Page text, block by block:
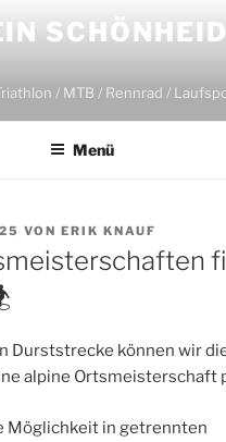
/ MTB / Rennrad /
Menü
VON ERIK KNAUF
Durststrecke können wir
alpine Ortsmeisterschaft
Möglichkeit in getrennten